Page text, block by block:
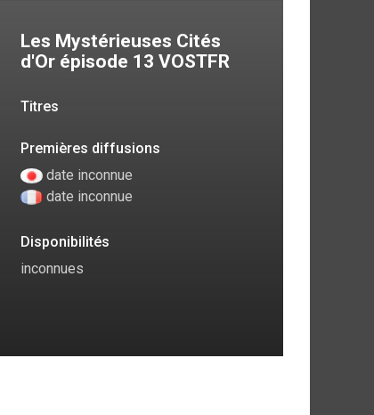
Les Mystérieuses Cités
d'Or épisode 13 VOSTFR
Titres
Premières diffusions
date inconnue
date inconnue
Disponibilités
inconnues